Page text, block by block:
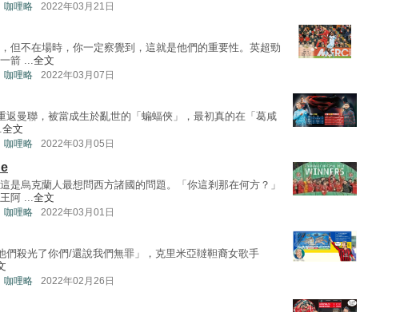
咖哩略 2022年03月21日
但不在場時，你一定察覺到，這就是他們的重要性。英超勁
箭 ...全文
咖哩略 2022年03月07日
返曼聯，被當成生於亂世的「蝙蝠俠」，最初真的在「葛咸
全文
咖哩略 2022年03月05日
是烏克蘭人最想問西方諸國的問題。「你這剎那在何方？」
阿 ...全文
咖哩略 2022年03月01日
們殺光了你們/還說我們無罪」，克里米亞韃靼裔女歌手
咖哩略 2022年02月26日